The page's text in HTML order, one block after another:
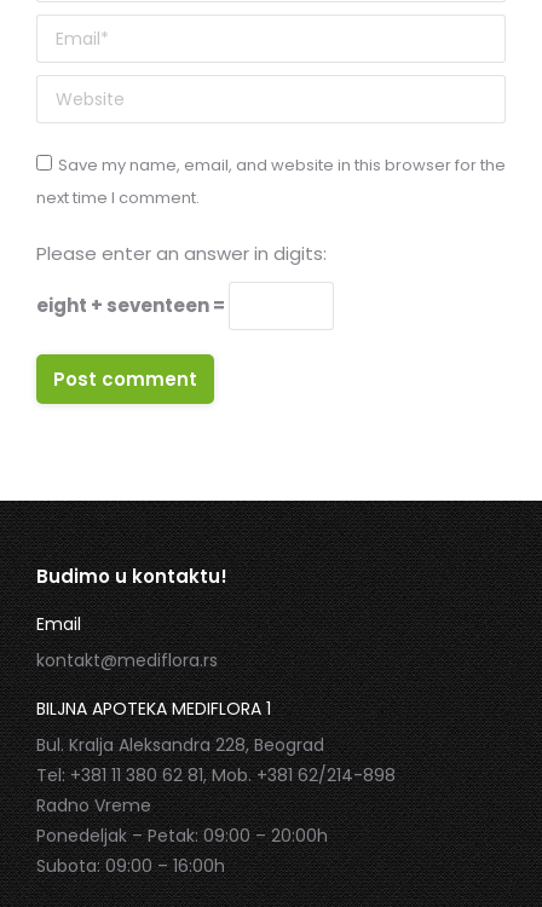
Email *
Website
Save my name, email, and website in this browser for the
next time I comment.
Please enter an answer in digits:
eight + seventeen =
Post comment
Budimo u kontaktu!
Email
kontakt@mediflora.rs
BILJNA APOTEKA MEDIFLORA 1
Bul. Kralja Aleksandra 228, Beograd
Tel: +381 11 380 62 81, Mob. +381 62/214-898
Radno Vreme
Ponedeljak – Petak: 09:00 – 20:00h
Subota: 09:00 – 16:00h